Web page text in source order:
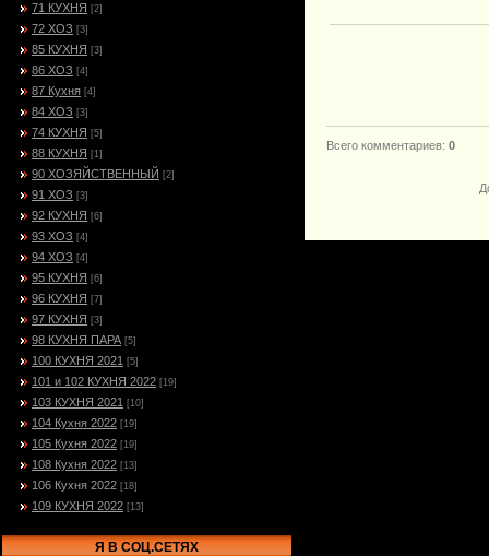
71 КУХНЯ [2]
72 ХОЗ [3]
85 КУХНЯ [3]
86 ХОЗ [4]
87 Кухня [4]
84 ХОЗ [3]
74 КУХНЯ [5]
88 КУХНЯ [1]
90 ХОЗЯЙСТВЕННЫЙ [2]
91 ХОЗ [3]
92 КУХНЯ [6]
93 ХОЗ [4]
94 ХОЗ [4]
95 КУХНЯ [6]
96 КУХНЯ [7]
97 КУХНЯ [3]
98 КУХНЯ ПАРА [5]
100 КУХНЯ 2021 [5]
101 и 102 КУХНЯ 2022 [19]
103 КУХНЯ 2021 [10]
104 Кухня 2022 [19]
105 Кухня 2022 [19]
108 Кухня 2022 [13]
106 Кухня 2022 [18]
109 КУХНЯ 2022 [13]
Я В СОЦ.СЕТЯХ
Всего комментариев: 0